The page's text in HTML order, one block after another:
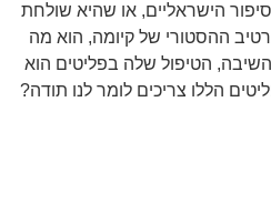
הישראליים, או שהיא שולחת
ההסטורי של קיומה, הוא מה
הטיפול שלה בפליטים הוא
הללו צריכים לומר לנו תודה?